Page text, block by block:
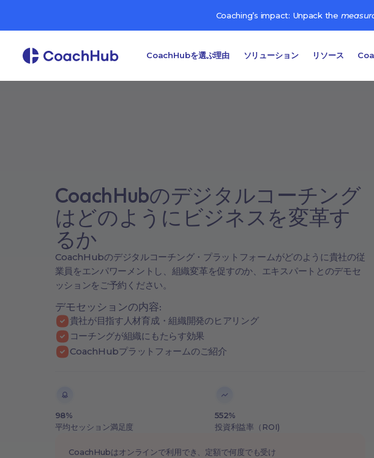
Coaching’s impact: Unpack the
CoachHubを選ぶ理由 ソリューション リソース
CoachHubのデジタルコーチング
はどのようにビジネスを変革す
るか
CoachHubのデジタルコーチング・プラットフォームがどのように貴社の従
業員をエンパワーメントし、組織変革を促すのか、エキスパートとのデモセ
ッションをご予約ください。
デモセッションの内容:
貴社が目指す人材育成・組織開発のヒアリング
コーチングが組織にもたらす効果
CoachHubプラットフォームのご紹介
98%
平均セッション満足度
552%
投資利益率（ROI)
CoachHubはオンラインで利用でき、定額で何度でも受け